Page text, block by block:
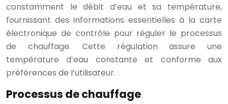
constamment le débit d’eau et sa température,
fournissant des informations essentielles à la carte
électronique de contrôle pour réguler le processus
de chauffage. Cette régulation assure une
température d’eau constante et conforme aux
préférences de l’utilisateur.
Processus de chauffage